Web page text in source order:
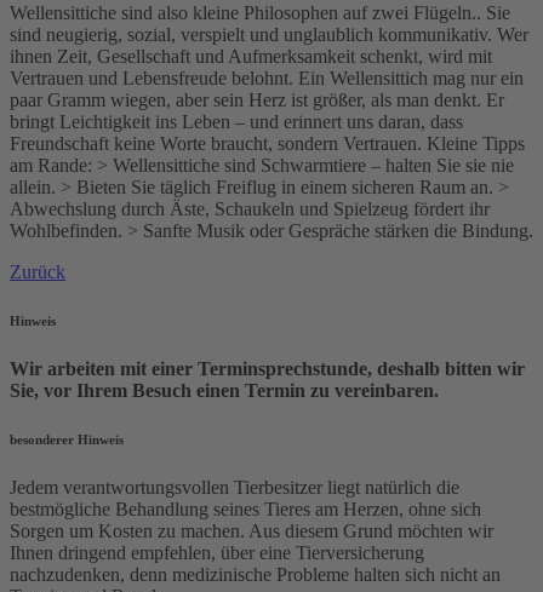
Wellensittiche sind also kleine Philosophen auf zwei Flügeln.. Sie
sind neugierig, sozial, verspielt und unglaublich kommunikativ. Wer
ihnen Zeit, Gesellschaft und Aufmerksamkeit schenkt, wird mit
Vertrauen und Lebensfreude belohnt. Ein Wellensittich mag nur ein
paar Gramm wiegen, aber sein Herz ist größer, als man denkt. Er
bringt Leichtigkeit ins Leben – und erinnert uns daran, dass
Freundschaft keine Worte braucht, sondern Vertrauen. Kleine Tipps
am Rande: > Wellensittiche sind Schwarmtiere – halten Sie sie nie
allein. > Bieten Sie täglich Freiflug in einem sicheren Raum an. >
Abwechslung durch Äste, Schaukeln und Spielzeug fördert ihr
Wohlbefinden. > Sanfte Musik oder Gespräche stärken die Bindung.
Zurück
Hinweis
Wir arbeiten mit einer Terminsprechstunde, deshalb bitten wir
Sie, vor Ihrem Besuch einen Termin zu vereinbaren.
besonderer Hinweis
Jedem verantwortungsvollen Tierbesitzer liegt natürlich die
bestmögliche Behandlung seines Tieres am Herzen, ohne sich
Sorgen um Kosten zu machen. Aus diesem Grund möchten wir
Ihnen dringend empfehlen, über eine Tierversicherung
nachzudenken, denn medizinische Probleme halten sich nicht an